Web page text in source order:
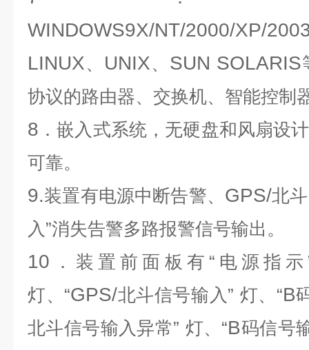
WINDOWS9X/NT/2000/XP/
LINUX、 UNIX、 SUN SOLARIS
协议的路由器、交换机、智能控制
8 ．嵌入式系统，无硬盘和风扇设
可靠。
9.装置有电源中断告警、 GPS/北
入”消失告警多路报警信号输出。
10 ．装置前面板有“电源指
灯、“GPS/北斗信号输入” 灯、“B
北斗信号输入异常” 灯、“B码信号